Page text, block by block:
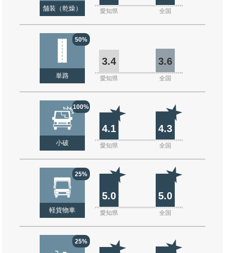
舗装（乾燥） 愛知県 全国
50%
単路
3.4 3.6
愛知県 全国
100%
小破
4.1 4.3
愛知県 全国
25%
軽貨物車
5.0 5.0
愛知県 全国
25%